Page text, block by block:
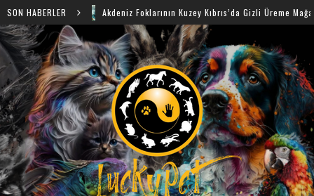
SON HABERLERAkdeniz Foklarının Kuzey Kıbrıs’da Gizli Üreme Mağaraları